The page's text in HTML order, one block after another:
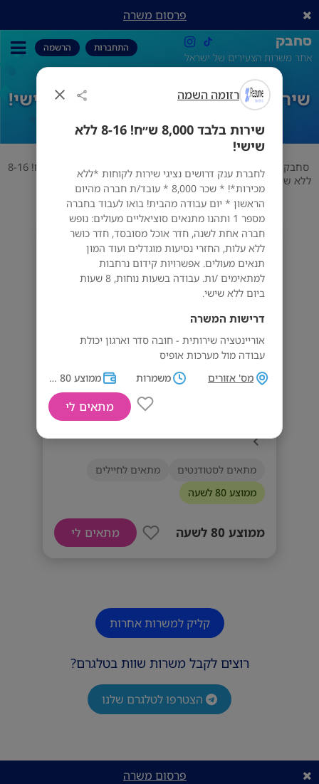
רזומה השמה
שירות בלבד 8,000 ש״ח! 8-16 ללא
שישי!
לחברת ענק דרושים נציגי שירות לקוחות *ללא
מכירות*! * שכר 8,000 * עובד/ת חברה מהיום
הראשון * יום עבודה מהבית! בואו לעבוד בחברה
מספר 1 ותהנו מתנאים סוציאליים מעולים: נופש
חברה אחת לשנה, חדר אוכל מסובסד, חדר כושר
ללא עלות, החזרי נסיעות מוגדלים ועוד המון
תנאים מעולים. אפשרויות קידום נרחבות
למתאימים /ות. עבודה בשעות נוחות, 8 שעות
ביום ללא שישי.
דרישות המשרה
אוריינטציה שירותית - חובה סדר וארגון יכולת
עבודה מול מערכות אופיס
מס' אזורים
משמרות ממוצע 80 לשעה
מתאים לי
פרסום משרה
סחבק
אתר משרות הצעירים של ישראל
התחברות הרשמה
שירות בלבד 8,000 ש״ח! 8-16 ללא שישי!
סחבק שירות לקוחות
שירות בלבד 8,000 ש״ח! 8-16
ללא שישי!
רזומה השמה
מס' אזורים
מתאים לסטודנטים
מתאים לחיילים
ממוצע 80 לשעה
ממוצע 80 לשעה מתאים לי
קליק למשרות אחרות
רוצים לקבל משרות שוות בטלגרם?
הצטרפו לטלגרם שלנו
פרסום משרה